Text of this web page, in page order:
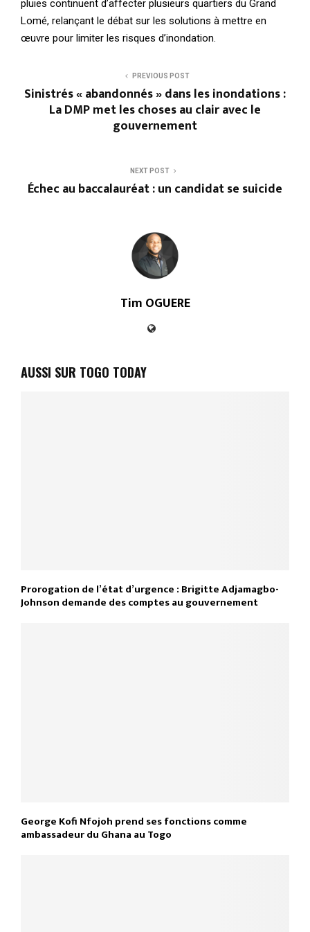
pluies continuent d’affecter plusieurs quartiers du Grand
Lomé, relançant le débat sur les solutions à mettre en
œuvre pour limiter les risques d’inondation.
PREVIOUS POST
Sinistrés « abandonnés » dans les inondations :
La DMP met les choses au clair avec le
gouvernement
NEXT POST
Échec au baccalauréat : un candidat se suicide
Tim OGUERE
AUSSI SUR TOGO TODAY
Prorogation de l’état d’urgence : Brigitte Adjamagbo-
Johnson demande des comptes au gouvernement
George Kofi Nfojoh prend ses fonctions comme
ambassadeur du Ghana au Togo